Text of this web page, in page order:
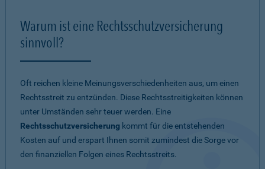
Warum ist eine Rechtsschutzversicherung
sinnvoll?
Oft reichen kleine Meinungsverschiedenheiten aus, um einen
Rechtsstreit zu entzünden. Diese Rechtsstreitigkeiten können
unter Umständen sehr teuer werden. Eine
Rechtsschutzversicherung kommt für die entstehenden
Kosten auf und erspart Ihnen somit zumindest die Sorge vor
den finanziellen Folgen eines Rechtsstreits.